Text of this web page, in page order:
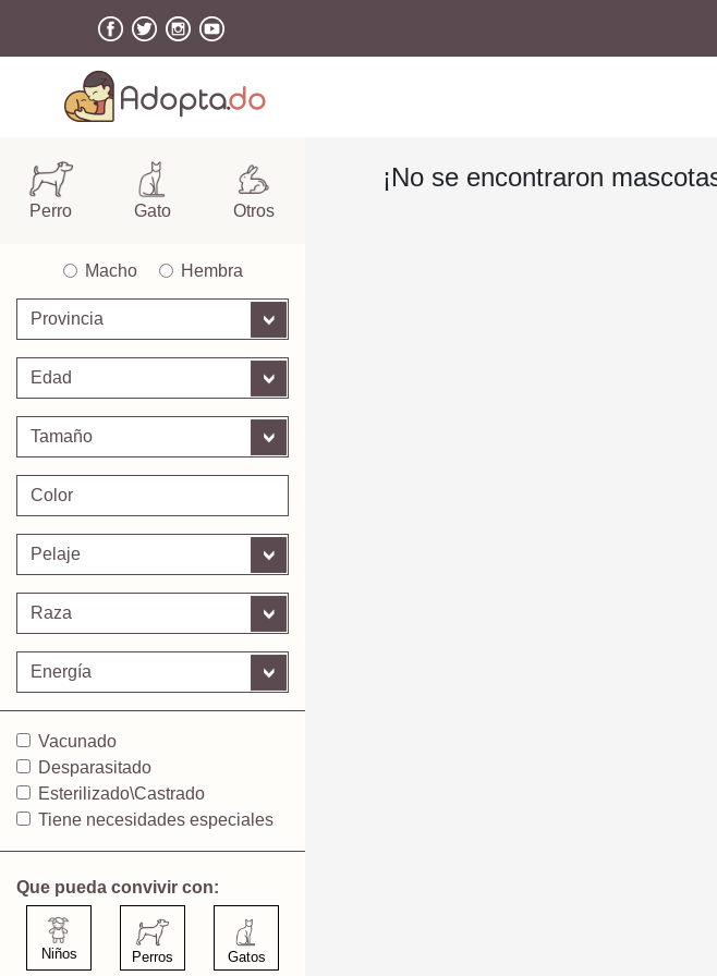
Perro Gato Otros
Macho Hembra
Vacunado
Desparasitado
Esterilizado\Castrado
Tiene necesidades especiales
Que pueda convivir con:
Niños Perros Gatos
¡No se encontraron